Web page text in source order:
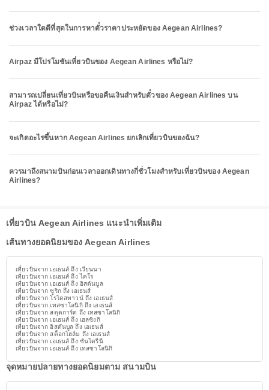
ช่วงเวลาใดดีที่สุดในการหาตั๋วราคาประหยัดของ Aegean Airlines?
Airpaz มีโปรโมชันเที่ยวบินของ Aegean Airlines หรือไม่?
สามารถเปลี่ยนเที่ยวบินหรือขอคืนเงินสำหรับตั๋วของ Aegean Airlines บน
Airpaz ได้หรือไม่?
จะเกิดอะไรขึ้นหาก Aegean Airlines ยกเลิกเที่ยวบินของฉัน?
ควรมาถึงสนามบินก่อนเวลาออกเดินทางกี่ชั่วโมงสำหรับเที่ยวบินของ Aegean
Airlines?
เที่ยวบิน Aegean Airlines แนะนำเพิ่มเติม
เส้นทางยอดนิยมของ Aegean Airlines
เที่ยวบินจาก เอเธนส์ ถึง เวียนนา
เที่ยวบินจาก เอเธนส์ ถึง ไคโร
เที่ยวบินจาก เอเธนส์ ถึง อิสตันบูล
เที่ยวบินจาก ซูริก ถึง เอเธนส์
เที่ยวบินจาก โรโดสทาวน์ ถึง เอเธนส์
เที่ยวบินจาก เทสซาโลนิกิ ถึง เอเธนส์
เที่ยวบินจาก สตุตการ์ต ถึง เทสซาโลนิกิ
เที่ยวบินจาก เอเธนส์ ถึง เฮลซิงกิ
เที่ยวบินจาก อิสตันบูล ถึง เอเธนส์
เที่ยวบินจาก สต็อกโฮล์ม ถึง เอเธนส์
เที่ยวบินจาก เอเธนส์ ถึง ซันโดรีนี
เที่ยวบินจาก เอเธนส์ ถึง เทสซาโลนิกิ
จุดหมายปลายทางยอดนิยมตาม สนามบิน